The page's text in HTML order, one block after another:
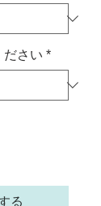
ださい *
る